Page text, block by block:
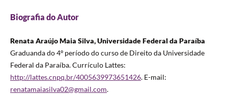
Biografia do Autor
Renata Araújo Maia Silva, Universidade Federal da Paraíba
Graduanda do 4º período do curso de Direito da Universidade
Federal da Paraíba. Currículo Lattes:
http://lattes.cnpq.br/4005639973651426. E-mail:
renatamaiasilva02@gmail.com.